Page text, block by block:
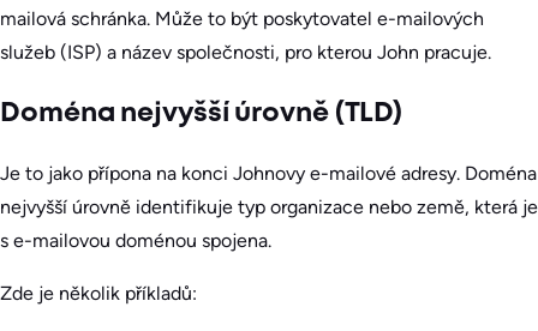
mailová schránka. Může to být poskytovatel e-mailových
služeb (ISP) a název společnosti, pro kterou John pracuje.
Doména nejvyšší úrovně (TLD)
Je to jako přípona na konci Johnovy e-mailové adresy. Doména
nejvyšší úrovně identifikuje typ organizace nebo země, která je
s e-mailovou doménou spojena.
Zde je několik příkladů: